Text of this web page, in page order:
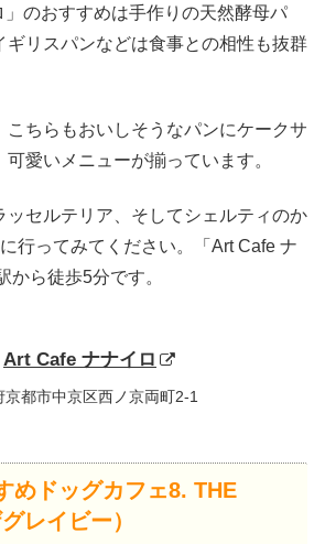
」のおすすめは手作りの天然酵母パ
ギリスパンなどは食事との相性も抜群
こちらもおいしそうなパンにケークサ
愛いメニューが揃っています。
ッセルテリア、そしてシェルティのか
行ってみてください。「Art Cafe ナ
から徒歩5分です。
Art Cafe ナナイロ
京都市中京区西ノ京両町2-1
めドッグカフェ8. THE
レイビー）